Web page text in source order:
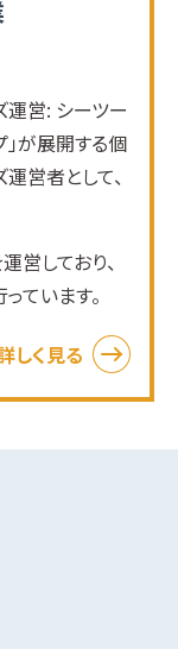
運営: シーツー
」が展開する個
営者として、
営しており、
ています。
しく見る